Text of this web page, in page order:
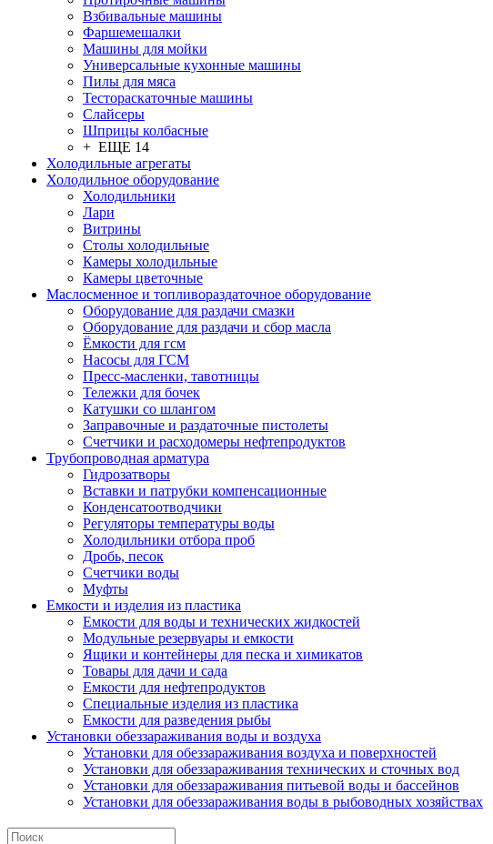
Взбивальные машины
Фаршемешалки
Машины для мойки
Универсальные кухонные машины
Пилы для мяса
Тестораскаточные машины
Слайсеры
Шприцы колбасные
+ ЕЩЕ 14
Холодильные агрегаты
Холодильное оборудование
Холодильники
Лари
Витрины
Столы холодильные
Камеры холодильные
Камеры цветочные
Маслосменное и топливораздаточное оборудование
Оборудование для раздачи смазки
Оборудование для раздачи и сбор масла
Ёмкости для гсм
Насосы для ГСМ
Пресс-масленки, тавотницы
Тележки для бочек
Катушки со шлангом
Заправочные и раздаточные пистолеты
Счетчики и расходомеры нефтепродуктов
Трубопроводная арматура
Гидрозатворы
Вставки и патрубки компенсационные
Конденсатоотводчики
Регуляторы температуры воды
Холодильники отбора проб
Дробь, песок
Счетчики воды
Муфты
Емкости и изделия из пластика
Емкости для воды и технических жидкостей
Модульные резервуары и емкости
Ящики и контейнеры для песка и химикатов
Товары для дачи и сада
Емкости для нефтепродуктов
Специальные изделия из пластика
Емкости для разведения рыбы
Установки обеззараживания воды и воздуха
Установки для обеззараживания воздуха и поверхностей
Установки для обеззараживания технических и сточных вод
Установки для обеззараживания питьевой воды и бассейнов
Установки для обеззараживания воды в рыбоводных хозяйствах